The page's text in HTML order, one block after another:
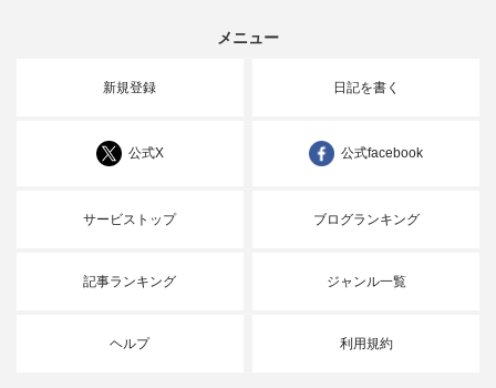
メニュー
新規登録 日記を書く
公式X 公式facebook
サービストップ ブログランキング
記事ランキング ジャンル一覧
ヘルプ 利用規約